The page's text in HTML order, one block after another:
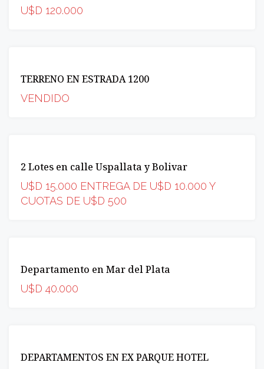
VENDIDA
U$D 120.000
VENDIDA
TERRENO EN ESTRADA 1200
VENDIDO
OPORTUNIDAD
2 Lotes en calle Uspallata y Bolivar
U$D 15.000 ENTREGA DE U$D 10.000 Y
CUOTAS DE U$D 500
OPORTUNIDAD
Departamento en Mar del Plata
U$D 40.000
INCREIBLE
DEPARTAMENTOS EN EX PARQUE HOTEL